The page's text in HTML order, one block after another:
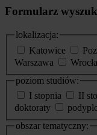
Formularz
lokalizacja:
Katowice
Warszawa
poziom studiów:
I stopnia
II
doktoraty
obszar tematyczny: